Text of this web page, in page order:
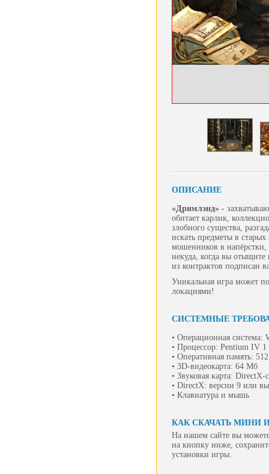
ОПИСАНИЕ
«Дримлэнд» -
обитает карлик,
злобного существа,
искать предметы в
мошенников в напёрстки,
некуда, когда вы
из контрактов
Уникальная игра может
локациями!
СИСТЕМНЫЕ
• Операционная система:
• Процессор: Pentium IV
• Оперативная память:
• 3D-видеокарта: 64 Мб
• Звуковая карта: DirectX-
• DirectX: версии 9 или
• Клавиатура и мышь
КАК СКАЧАТЬ МИНИ
На нашем сайте вы
на кнопку ниже,
установки игры.